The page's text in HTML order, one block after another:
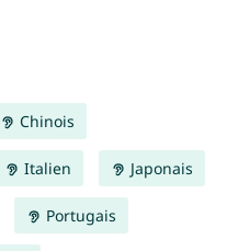
Chinois
Italien Japonais
Portugais